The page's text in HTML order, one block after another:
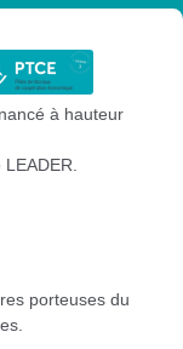
à hauteur
porteuses du